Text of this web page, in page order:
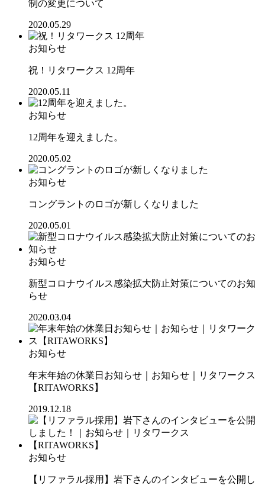
制の変更について
2020.05.29
お知らせ
祝！リタワークス 12周年
2020.05.11
お知らせ
12周年を迎えました。
2020.05.02
お知らせ
コングラントのロゴが新しくなりました
2020.05.01
お知らせ
新型コロナウイルス感染拡大防止対策についてのお知
らせ
2020.03.04
お知らせ
年末年始の休業日お知らせ｜お知らせ｜リタワークス
【RITAWORKS】
2019.12.18
お知らせ
【リファラル採用】岩下さんのインタビューを公開し